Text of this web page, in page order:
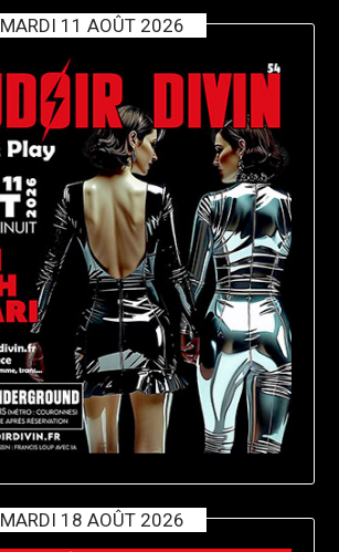
MARDI 11 AOÛT 2026
MARDI 18 AOÛT 2026